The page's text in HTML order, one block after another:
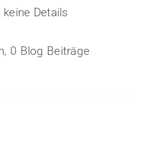
Details
0 Blog Beiträge